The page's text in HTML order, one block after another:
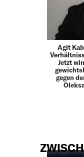
Agit
Jetzt
gegen